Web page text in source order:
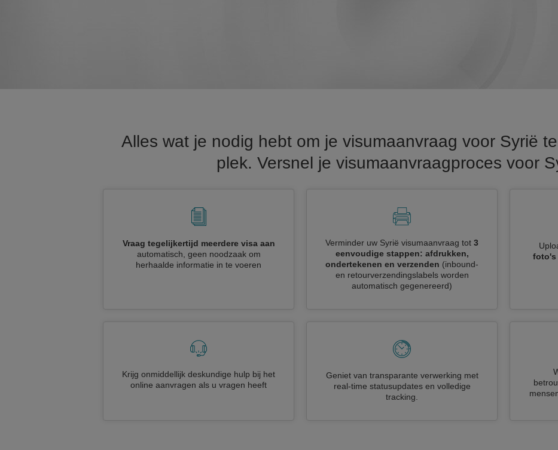
Alles wat je nodig hebt om je visumaanvraag voor Syrië
plek. Versnel je visumaanvraagproces voor
Vraag tegelijkertijd meerdere visa aan
automatisch, geen noodzaak om
herhaalde informatie in te voeren
Verminder uw Syrië visumaanvraag tot 3
eenvoudige stappen: afdrukken,
ondertekenen en verzenden (inbound-
en retourverzendingslabels worden
automatisch gegenereerd)
foto's
Krijg onmiddellijk deskundige hulp bij het
online aanvragen als u vragen heeft
Geniet van transparante verwerking met
real-time statusupdates en volledige
tracking.